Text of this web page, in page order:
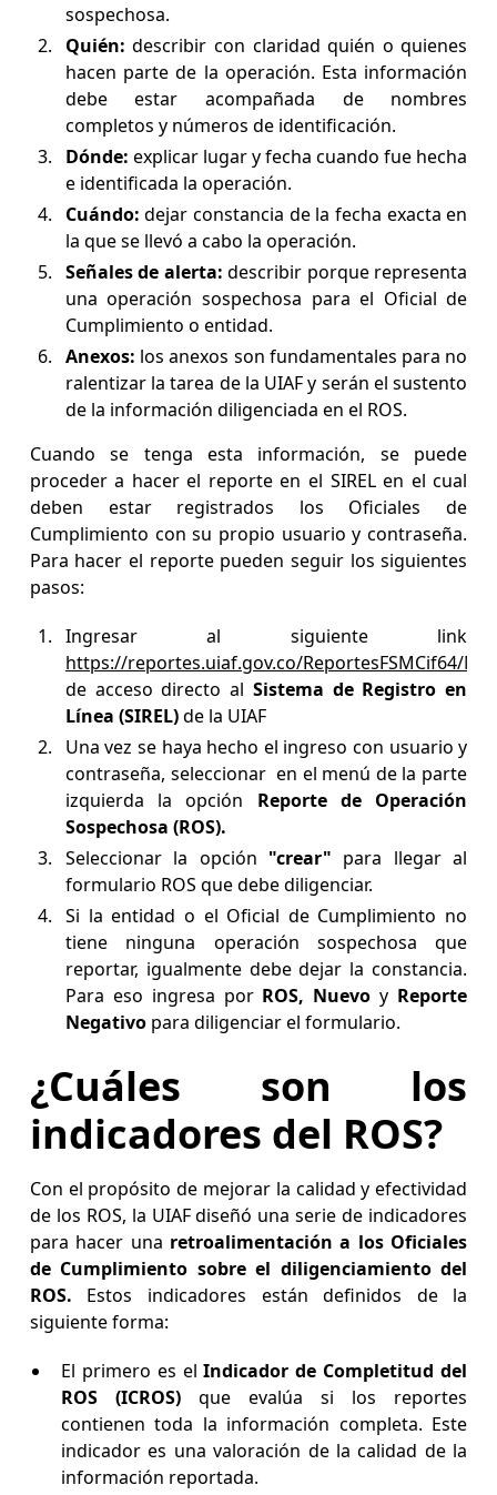
sospechosa.
Quién: describir con claridad quién o quienes
hacen parte de la operación. Esta información
debe estar acompañada de nombres
completos y números de identificación.
Dónde: explicar lugar y fecha cuando fue hecha
e identificada la operación.
Cuándo: dejar constancia de la fecha exacta en
la que se llevó a cabo la operación.
Señales de alerta: describir porque representa
una operación sospechosa para el Oficial de
Cumplimiento o entidad.
Anexos: los anexos son fundamentales para no
ralentizar la tarea de la UIAF y serán el sustento
de la información diligenciada en el ROS.
Cuando se tenga esta información, se puede
proceder a hacer el reporte en el SIREL en el cual
deben estar registrados los Oficiales de
Cumplimiento con su propio usuario y contraseña.
Para hacer el reporte pueden seguir los siguientes
pasos:
Ingresar al siguiente link
https://reportes.uiaf.gov.co/ReportesFSMCif64/
de acceso directo al Sistema de Registro en
Línea (SIREL)de la UIAF
Una vez se haya hecho el ingreso con usuario y
contraseña, seleccionar en el menú de la parte
izquierda la opción Reporte de Operación
Sospechosa (ROS).
Seleccionar la opción "crear" para llegar al
formulario ROS que debe diligenciar.
Si la entidad o el Oficial de Cumplimiento no
tiene ninguna operación sospechosa que
reportar, igualmente debe dejar la constancia.
Para eso ingresa por ROS, Nuevo y Reporte
Negativopara diligenciar el formulario.
¿Cuáles son los
indicadores del ROS?
Con el propósito de mejorar la calidad y efectividad
de los ROS, la UIAF diseñó una serie de indicadores
para hacer una retroalimentación a los Oficiales
de Cumplimiento sobre el diligenciamiento del
ROS. Estos indicadores están definidos de la
siguiente forma:
El primero es elIndicador de Completitud del
ROS (ICROS)que evalúa si los reportes
contienen toda la información completa. Este
indicador es una valoración de la calidad de la
información reportada.